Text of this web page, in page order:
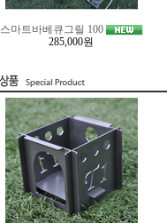
스마트바베큐그릴 100
285,000원